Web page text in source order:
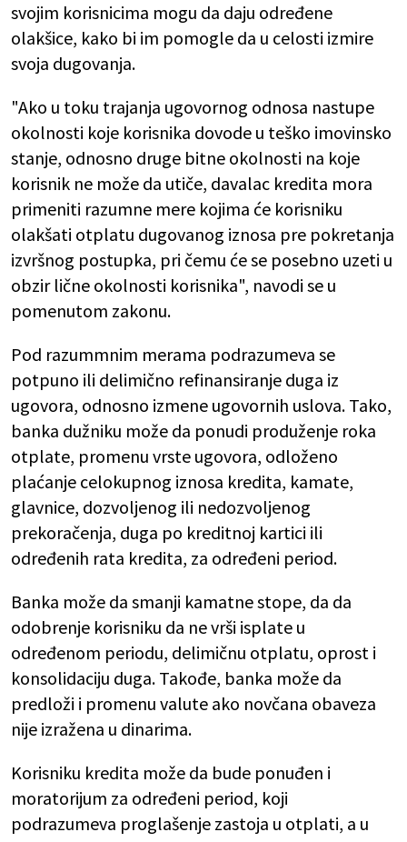
svojim korisnicima mogu da daju određene
olakšice, kako bi im pomogle da u celosti izmire
svoja dugovanja.
"Ako u toku trajanja ugovornog odnosa nastupe
okolnosti koje korisnika dovode u teško imovinsko
stanje, odnosno druge bitne okolnosti na koje
korisnik ne može da utiče, davalac kredita mora
primeniti razumne mere kojima će korisniku
olakšati otplatu dugovanog iznosa pre pokretanja
izvršnog postupka, pri čemu će se posebno uzeti u
obzir lične okolnosti korisnika", navodi se u
pomenutom zakonu.
Pod razummnim merama podrazumeva se
potpuno ili delimično refinansiranje duga iz
ugovora, odnosno izmene ugovornih uslova. Tako,
banka dužniku može da ponudi produženje roka
otplate, promenu vrste ugovora, odloženo
plaćanje celokupnog iznosa kredita, kamate,
glavnice, dozvoljenog ili nedozvoljenog
prekoračenja, duga po kreditnoj kartici ili
određenih rata kredita, za određeni period.
Banka može da smanji kamatne stope, da da
odobrenje korisniku da ne vrši isplate u
određenom periodu, delimičnu otplatu, oprost i
konsolidaciju duga. Takođe, banka može da
predloži i promenu valute ako novčana obaveza
nije izražena u dinarima.
Korisniku kredita može da bude ponuđen i
moratorijum za određeni period, koji
podrazumeva proglašenje zastoja u otplati, a u